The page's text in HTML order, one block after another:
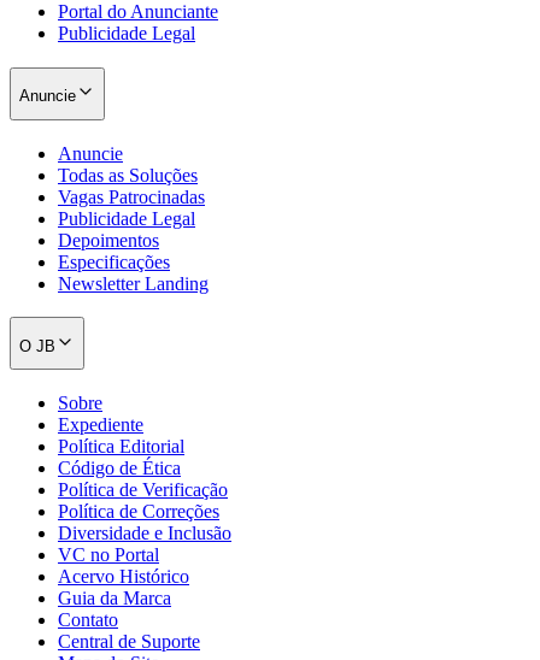
Athletico-PR
Portal do Anunciante
Publicidade Legal
Anuncie
Anuncie
Todas as Soluções
Vagas Patrocinadas
Publicidade Legal
Depoimentos
Especificações
Newsletter Landing
O JB
Sobre
Expediente
Política Editorial
Código de Ética
Política de Verificação
Política de Correções
Diversidade e Inclusão
VC no Portal
Acervo Histórico
Guia da Marca
Contato
Central de Suporte